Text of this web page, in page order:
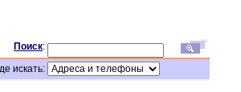
Поиск:
искать: